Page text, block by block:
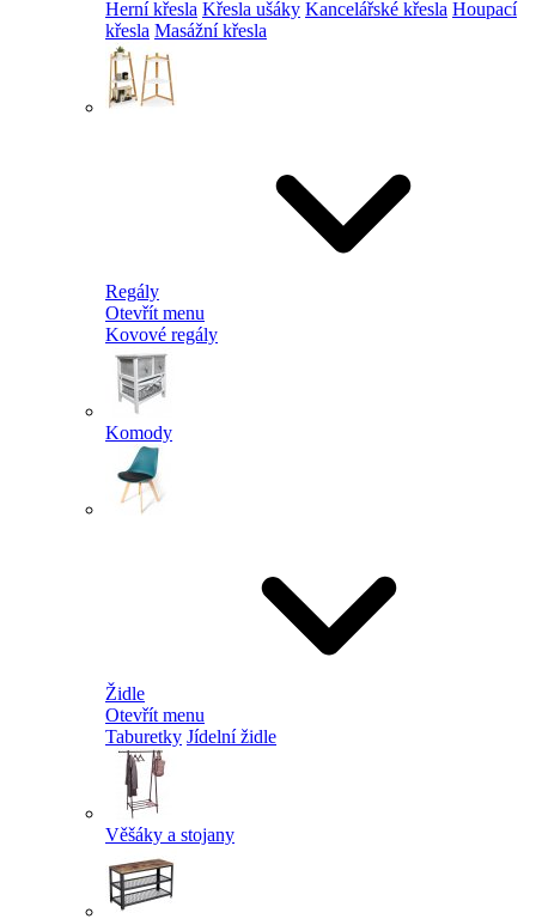
Herní křesla Křesla ušáky Kancelářské křesla Houpací
křesla Masážní křesla
Regály
Otevřít menu
Kovové regály
Komody
Židle
Otevřít menu
Taburetky Jídelní židle
Věšáky a stojany